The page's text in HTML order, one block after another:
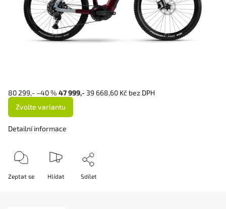
80 299,- –40 % 47 999,- 39 668,60 Kč bez DPH
Zvolte variantu
Detailní informace
Zeptat se Hlídat Sdílet